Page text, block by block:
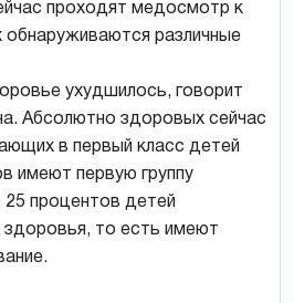
проходят медосмотр к
обнаруживаются различные
ухудшилось, говорит
Абсолютно здоровых сейчас
в первый класс детей
имеют первую группу
процентов детей
здоровья, то есть имеют